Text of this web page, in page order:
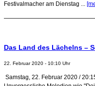
Festivalmacher am Dienstag ...
Das Land des Lächelns –
22. Februar 2020 - 10:10 Uhr
Samstag, 22. Februar 2020 /